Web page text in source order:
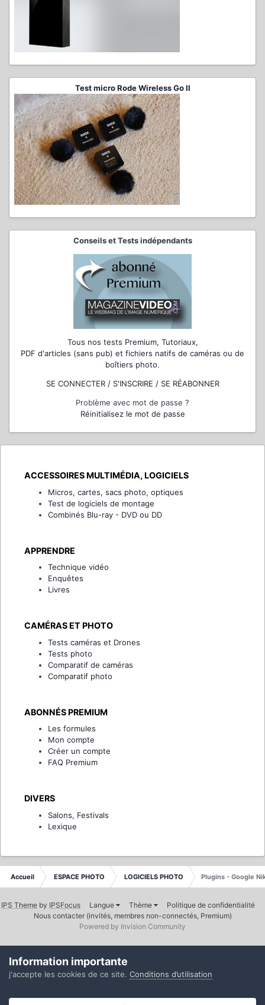
Test micro Rode Wireless Go II
Conseils et Tests indépendants
Tous nos tests Premium, Tutoriaux,
PDF d'articles (sans pub) et fichiers natifs de caméras ou de
boîtiers photo.
SE CONNECTER / S'INSCRIRE / SE RÉABONNER
Problème avec mot de passe ?
Réinitialisez le mot de passe
ACCESSOIRES MULTIMÉDIA, LOGICIELS
Micros, cartes, sacs photo, optiques
Test de logiciels de montage
Combinés Blu-ray - DVD ou DD
APPRENDRE
Technique vidéo
Enquêtes
Livres
CAMÉRAS ET PHOTO
Tests caméras et Drones
Tests photo
Comparatif de caméras
Comparatif photo
ABONNÉS PREMIUM
Les formules
Mon compte
Créer un compte
FAQ Premium
DIVERS
Salons, Festivals
Lexique
Accueil ESPACE PHOTO LOGICIELS PHOTO Plugins - Google
IPS Theme by IPSFocus Langue Thème
Politique de confidentialité
Nous contacter (invités, membres non-connectés, Premium)
Powered by Invision Community
Information importante
j'accepte les cookies de ce site. Conditions d’utilisation